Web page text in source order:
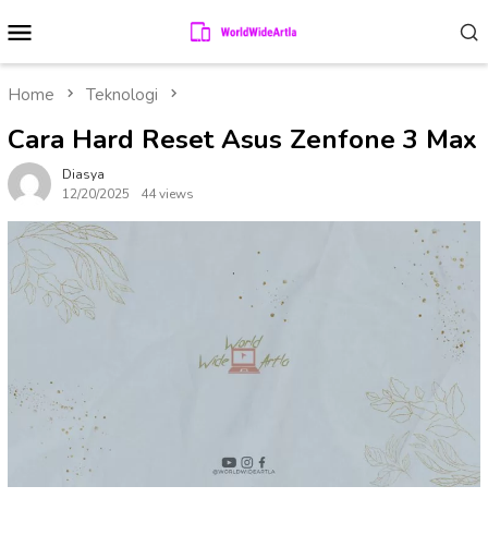
to
contentMenu
Home Teknologi
Cara Hard Reset Asus Zenfone 3 Max
Diasya
12/20/2025
44 views